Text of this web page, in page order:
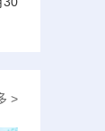
>